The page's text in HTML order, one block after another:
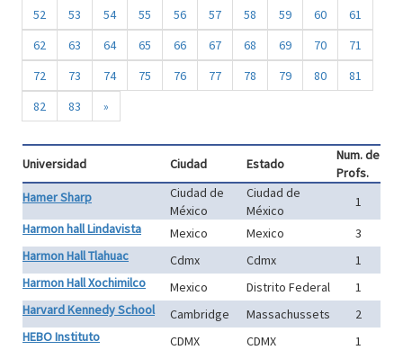
52
53 54 55 56 57 58 59 60
61
62
63 64 65 66 67 68 69 70
71
72
73 74 75 76 77 78 79 80
81
82
83 »
Universidad Ciudad Estado
Num. de
Profs.
Hamer Sharp
Ciudad de
México
Ciudad de
México
1
Harmon hall Lindavista
Mexico Mexico
3
Harmon Hall Tlahuac
Cdmx Cdmx
1
Harmon Hall Xochimilco
Mexico Distrito Federal
1
Harvard Kennedy School
Cambridge Massachussets
2
HEBO Instituto
CDMX CDMX
1